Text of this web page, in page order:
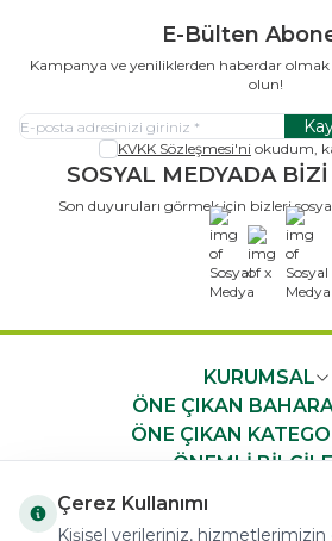
E-Bülten
Kampanya ve yeniliklerden haberdar
olun!
KVKK Sözleşmesi'ni okudum,
SOSYAL MEDYADA
Son duyuruları görmek için bizleri
x
KURUMSAL
ÖNE ÇIKAN
ÖNE ÇIKAN
ÖNEMLİ
Çerez Kullanımı
Kişisel verileriniz, hizmetlerimizin